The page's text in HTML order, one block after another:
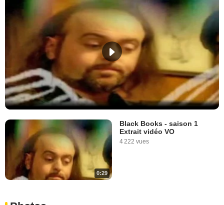
0:29
Black Books - saison 1
Extrait vidéo VO
4 222 vues